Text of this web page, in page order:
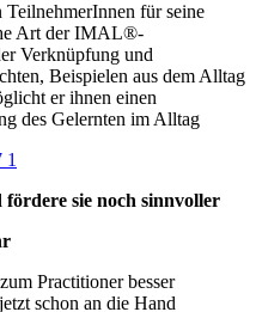
für seine
Art der IMAL®-
Verknüpfung und
Beispielen aus dem Alltag
er ihnen einen
des Gelernten im Alltag
sie noch sinnvoller
Practitioner besser
schon an die Hand